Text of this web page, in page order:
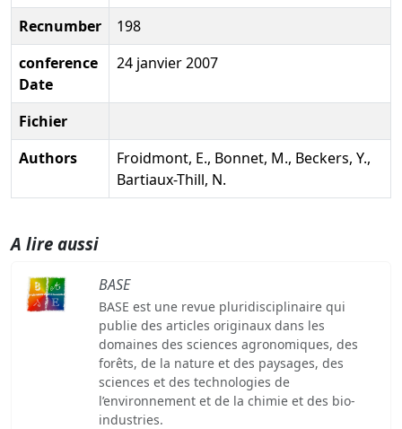
Recnumber
198
conference
Date
24 janvier 2007
Fichier
Authors
Froidmont, E., Bonnet, M., Beckers, Y.,
Bartiaux-Thill, N.
A lire aussi
BASE
BASE est une revue pluridisciplinaire qui
publie des articles originaux dans les
domaines des sciences agronomiques, des
forêts, de la nature et des paysages, des
sciences et des technologies de
l’environnement et de la chimie et des bio-
industries.